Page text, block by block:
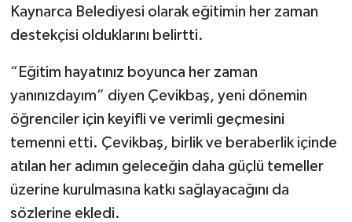
Kaynarca Belediyesi olarak eğitimin her zaman
destekçisi olduklarını belirtti.
“Eğitim hayatınız boyunca her zaman
yanınızdayım” diyen Çevikbaş, yeni dönemin
öğrenciler için keyifli ve verimli geçmesini
temenni etti. Çevikbaş, birlik ve beraberlik içinde
atılan her adımın geleceğin daha güçlü temeller
üzerine kurulmasına katkı sağlayacağını da
sözlerine ekledi.